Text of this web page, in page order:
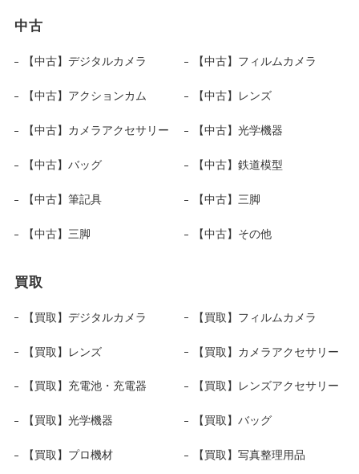
中古
【中古】デジタルカメラ 【中古】フィルムカメラ
【中古】アクションカム 【中古】レンズ
【中古】カメラアクセサリー 【中古】光学機器
【中古】バッグ 【中古】鉄道模型
【中古】筆記具 【中古】三脚
【中古】三脚 【中古】その他
買取
【買取】デジタルカメラ 【買取】フィルムカメラ
【買取】レンズ 【買取】カメラアクセサリー
【買取】充電池・充電器 【買取】レンズアクセサリー
【買取】光学機器 【買取】バッグ
【買取】プロ機材 【買取】写真整理用品